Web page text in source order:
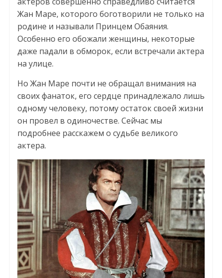
Жан Маре, которого боготворили не только на
родине и называли Принцем Обаяния.
Особенно его обожали женщины, некоторые
даже падали в обморок, если встречали актера
на улице.
Но Жан Маре почти не обращал внимания на
своих фанаток, его сердце принадлежало лишь
одному человеку, потому остаток своей жизни
он провел в одиночестве. Сейчас мы
подробнее расскажем о судьбе великого
актера.